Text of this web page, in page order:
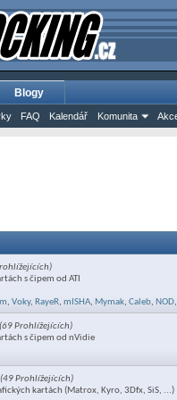
FAQ Kalendář Komunita
Blogy
s čipem od ATI
, Voky, RayeR, mISHA, Mymak, Caleb, NOD,
(69 Prohlížejících)
s čipem od nVidie
(49 Prohlížejících)
kartách (Matrox, Kyro, 3Dfx, SiS, ...)